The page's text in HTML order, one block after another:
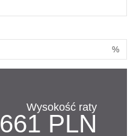
%
Wysokość raty
661 PLN